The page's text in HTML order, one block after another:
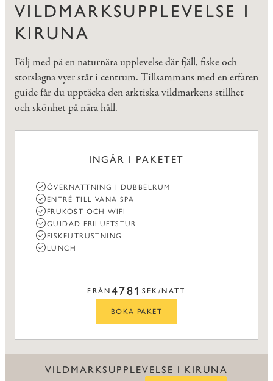
VILDMARKSUPPLEVELSE I
KIRUNA
Följ med på en naturnära upplevelse där fjäll, fiske och
storslagna vyer står i centrum. Tillsammans med en erfaren
guide får du upptäcka den arktiska vildmarkens stillhet
och skönhet på nära håll.
INGÅR I PAKETET
ÖVERNATTNING I DUBBELRUM
ENTRÉ TILL VANA SPA
FRUKOST OCH WIFI
GUIDAD FRILUFTSTUR
FISKEUTRUSTNING
LUNCH
FRÅN 4781 SEK/NATT
BOKA PAKET
VILDMARKSUPPLEVELSE I KIRUNA